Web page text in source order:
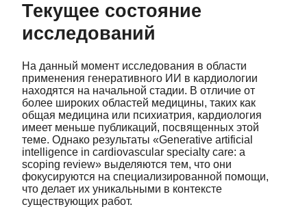
Текущее состояние
исследований
На данный момент исследования в области
применения генеративного ИИ в кардиологии
находятся на начальной стадии. В отличие от
более широких областей медицины, таких как
общая медицина или психиатрия, кардиология
имеет меньше публикаций, посвященных этой
теме. Однако результаты «Generative artificial
intelligence in cardiovascular specialty care: a
scoping review» выделяются тем, что они
фокусируются на специализированной помощи,
что делает их уникальными в контексте
существующих работ.